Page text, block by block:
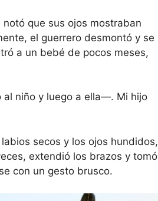
que sus ojos mostraban
el guerrero desmontó y se
a un bebé de pocos meses,
niño y luego a ella—. Mi hijo
secos y los ojos hundidos,
extendió los brazos y tomó
con un gesto brusco.